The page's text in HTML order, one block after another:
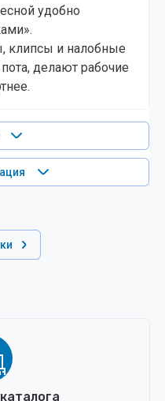
удобно
клипсы и налобные
делают рабочие